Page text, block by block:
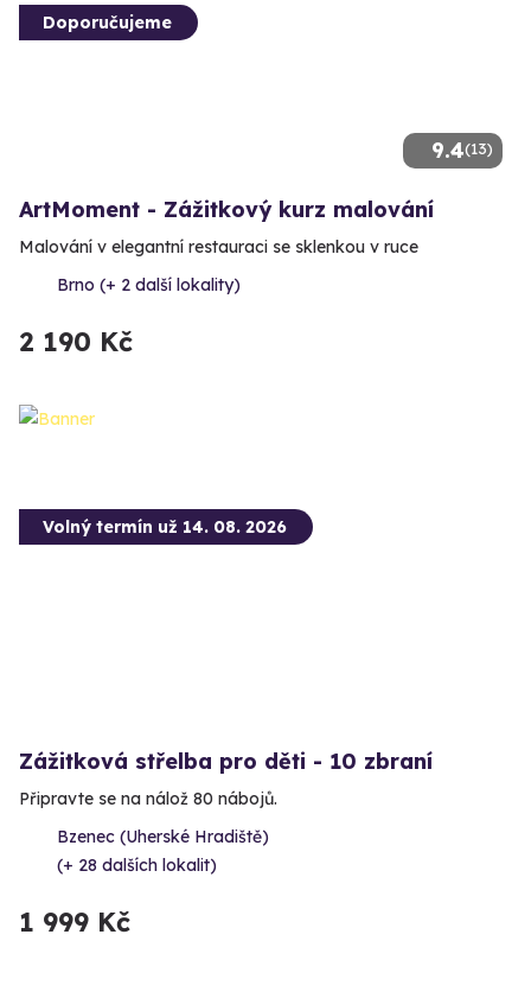
9.4(13)
Doporučujeme
ArtMoment - Zážitkový kurz malování
Malování v elegantní restauraci se sklenkou v ruce
Brno (+ 2 další lokality)
2 190 Kč
Volný termín už 14. 08. 2026
Zážitková střelba pro děti - 10 zbraní
Připravte se na nálož 80 nábojů.
Bzenec (Uherské Hradiště)
(+ 28 dalších lokalit)
1 999 Kč